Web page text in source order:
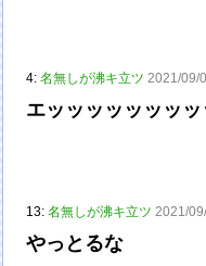
4:名無しが沸キ立ツ 2021/09/
エッッッッッッッ
13:名無しが沸キ立ツ 2021/
やっとるな